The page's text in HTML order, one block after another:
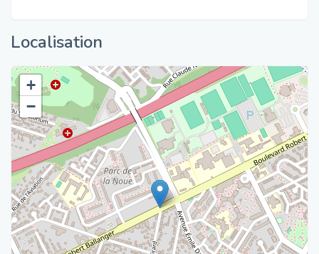
Localisation
+
−